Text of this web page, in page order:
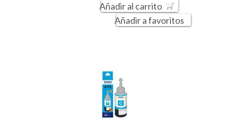
Añadir al carrito
Añadir a favoritos